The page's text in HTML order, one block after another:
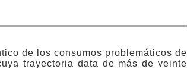
de los consumos problemáticos de
trayectoria data de más de veinte